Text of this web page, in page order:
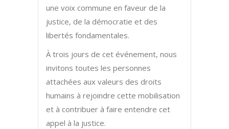
une voix commune en faveur de la
justice, de la démocratie et des
libertés fondamentales.
À trois jours de cet événement, nous
invitons toutes les personnes
attachées aux valeurs des droits
humains à rejoindre cette mobilisation
et à contribuer à faire entendre cet
appel à la justice.